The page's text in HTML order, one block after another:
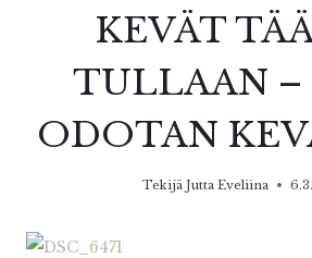
KEVÄT
TULLAAN –
ODOTAN
Tekijä Jutta Eveliina